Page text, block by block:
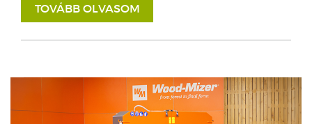
TOVÁBB OLVASOM